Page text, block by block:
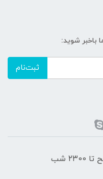
باخبر شوید:
ثبت‌نام
هفت روز هفته ، از ساعت ۰۹۰۰ صبح تا ۲۳00 شب